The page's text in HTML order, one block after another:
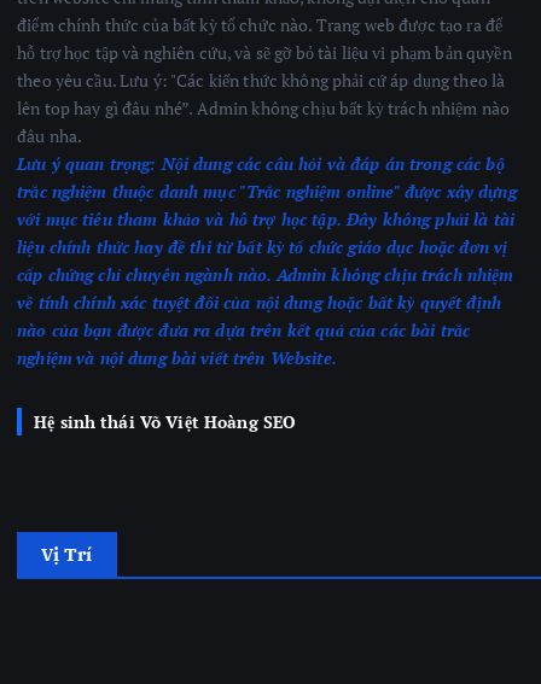
điểm chính thức của bất kỳ tổ chức nào. Trang web được tạo ra để
hỗ trợ học tập và nghiên cứu, và sẽ gỡ bỏ tài liệu vi phạm bản quyền
theo yêu cầu. Lưu ý: "Các kiến thức không phải cứ áp dụng theo là
lên top hay gì đâu nhé”. Admin không chịu bất kỳ trách nhiệm nào
đâu nha.
Lưu ý quan trọng: Nội dung các câu hỏi và đáp án trong các bộ
trắc nghiệm thuộc danh mục "Trắc nghiệm online" được xây dựng
với mục tiêu tham khảo và hỗ trợ học tập. Đây không phải là tài
liệu chính thức hay đề thi từ bất kỳ tổ chức giáo dục hoặc đơn vị
cấp chứng chỉ chuyên ngành nào. Admin không chịu trách nhiệm
về tính chính xác tuyệt đối của nội dung hoặc bất kỳ quyết định
nào của bạn được đưa ra dựa trên kết quả của các bài trắc
nghiệmvà nội dung bài viết trên Website.
Hệ sinh thái Võ Việt Hoàng SEO
Vị Trí